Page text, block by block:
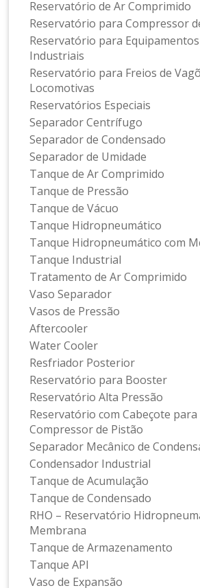
Reservatório de Ar Comprimido
Reservatório para Compressor
Reservatório para Equipamentos
Industriais
Reservatório para Freios de
Locomotivas
Reservatórios Especiais
Separador Centrífugo
Separador de Condensado
Separador de Umidade
Tanque de Ar Comprimido
Tanque de Pressão
Tanque de Vácuo
Tanque Hidropneumático
Tanque Hidropneumático com
Tanque Industrial
Tratamento de Ar Comprimido
Vaso Separador
Vasos de Pressão
Aftercooler
Water Cooler
Resfriador Posterior
Reservatório para Booster
Reservatório Alta Pressão
Reservatório com Cabeçote para
Compressor de Pistão
Separador Mecânico de
Condensador Industrial
Tanque de Acumulação
Tanque de Condensado
RHO – Reservatório
Membrana
Tanque de Armazenamento
Tanque API
Vaso de Expansão